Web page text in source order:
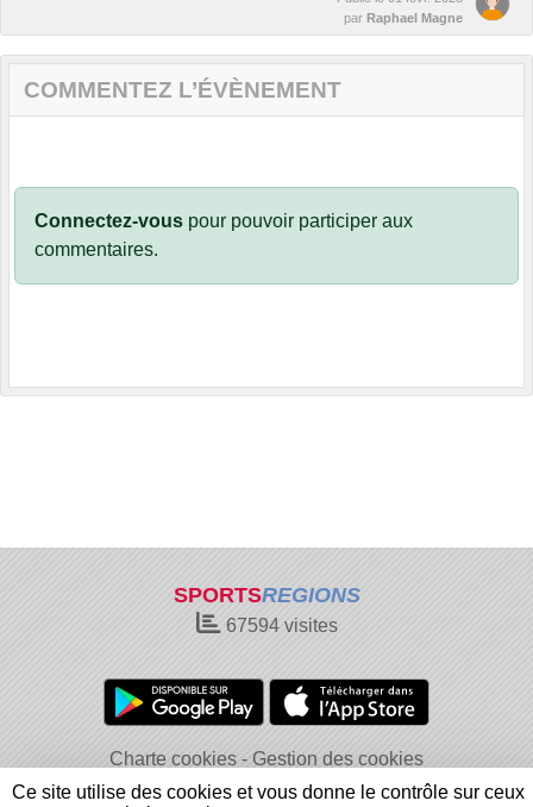
par Raphael Magne
COMMENTEZ L’ÉVÈNEMENT
Connectez-vous pour pouvoir participer aux
commentaires.
SPORTSREGIONS
67594visites
Charte cookies
Gestion des cookies
Informations légales
Signaler un contenu inapproprié
Ce site utilise des cookies et vous donne le contrôle sur ceux